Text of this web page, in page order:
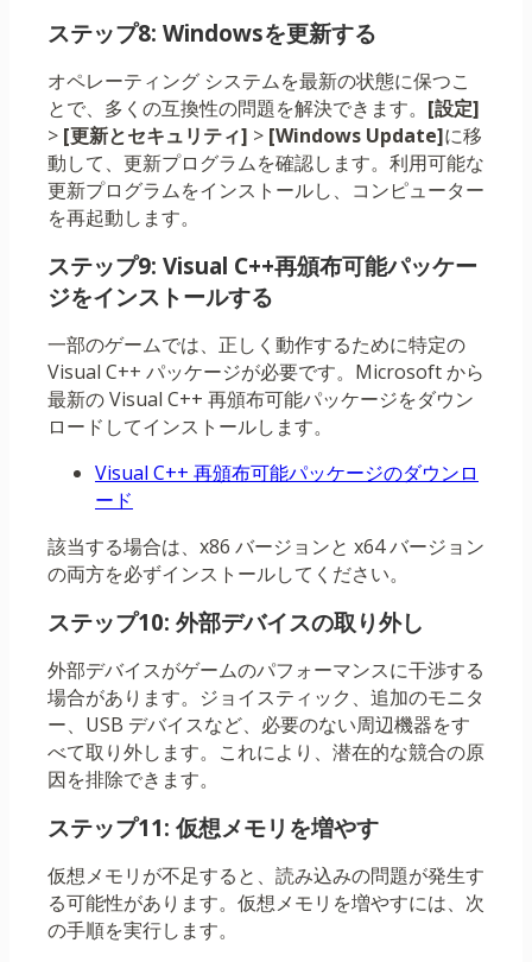
ステップ8: Windowsを更新する
オペレーティング システムを最新の状態に保つこ
とで、多くの互換性の問題を解決できます。 [設定]
> [更新とセキュリティ] > [Windows Update]に移
動して、更新プログラムを確認します。利用可能な
更新プログラムをインストールし、コンピューター
を再起動します。
ステップ9: Visual C++再頒布可能パッケー
ジをインストールする
一部のゲームでは、正しく動作するために特定の
Visual C++ パッケージが必要です。Microsoft から
最新の Visual C++ 再頒布可能パッケージをダウン
ロードしてインストールします。
Visual C++ 再頒布可能パッケージのダウンロ
ード
該当する場合は、x86 バージョンと x64 バージョン
の両方を必ずインストールしてください。
ステップ10: 外部デバイスの取り外し
外部デバイスがゲームのパフォーマンスに干渉する
場合があります。ジョイスティック、追加のモニタ
ー、USB デバイスなど、必要のない周辺機器をす
べて取り外します。これにより、潜在的な競合の原
因を排除できます。
ステップ11: 仮想メモリを増やす
仮想メモリが不足すると、読み込みの問題が発生す
る可能性があります。仮想メモリを増やすには、次
の手順を実行します。